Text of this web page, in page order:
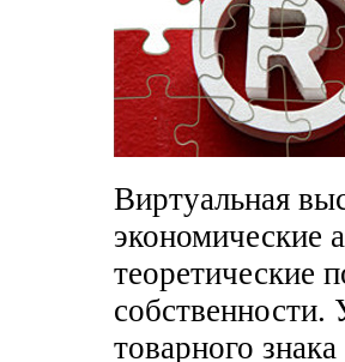
Виртуальная
экономические
теоретические
собственности.
товарного